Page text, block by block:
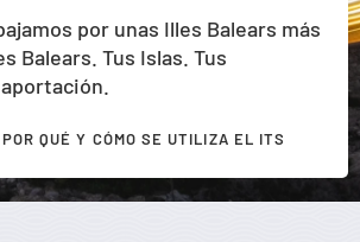
por unas Illes Balears más
Balears. Tus Islas. Tus
QUÉ Y CÓMO SE UTILIZA EL ITS